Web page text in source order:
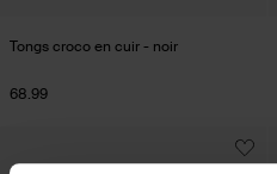
Tongs croco en cuir - noir
68.99